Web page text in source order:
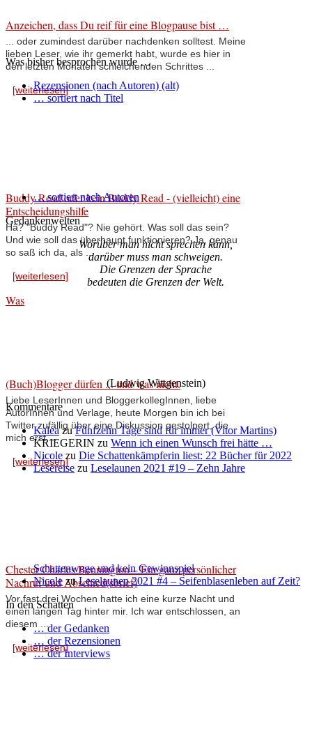
Anzeichen, dass Du reif für eine Blogpause bist …
... oder zumindest darüber nachdenken solltest. Meine
lieben Leser, wie ihr gemerkt habt, wurde es hier in
den letzten Monaten schleichenden Schrittes ...
[weiterlesen]
Buddy Read oder kein Buddy Read - (vielleicht) eine
Entscheidungshilfe
Hä? "Buddy Read"? Nie gehört. Was soll das sein?
Und wie soll das überhaupt funktionieren? Ja, genau
so saß ich da, als ...
[weiterlesen]
Was
(Buch)Blogger dürfen ... und was nicht.
Liebe LeserInnen und BloggerkollegInnen, liebe
AutorInnen und Verlage, heute Morgen bin ich bei
Twitter zufällig über eine Diskussion gestolpert, die
mich erst ...
[weiterlesen]
Chester Charles Bennington – Ein ganz persönlicher
Nachruf und Abschied(sbrief)
Vor fast drei Wochen hatte ich eine kurze Nacht und
einen langen Tag hinter mir. Ich war entschlossen, an
diesem ...
[weiterlesen]
Was bisher besprochen wurde …
Rezensionen (nach Autoren) (alt)
… sortiert nach Titel
… sortiert nach Autoren
Gedankenwelten
Worüber man nicht sprechen kann,
darüber muss man schweigen.
Die Grenzen der Sprache
bedeuten die Grenzen der Welt.
(Ludwig Wittgenstein)
Kommentare
KaleazuFünfzehn Tage sind für immer (Vitor Martins)
KRIEGERIN zu Wenn ich einen Wunsch frei hätte …
Nicole zu Die Schattenkämpferin liest: 22 Bücher für 2022
Lesereise zu Leselaunen 2021 #19 – Zehn Jahre
Schattenwege und kein Gewinnspiel
Nicole zuLeselaunen 2021 #4 – Seifenblasenleben auf Zeit?
In den Schatten
… der Gedanken
… der Rezensionen
… der Interviews